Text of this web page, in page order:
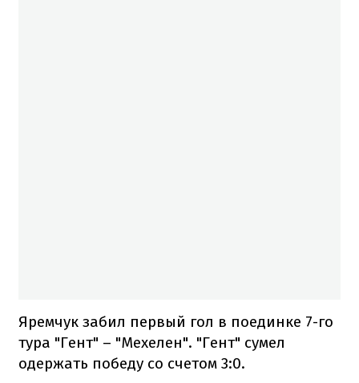
Яремчук забил первый гол в поединке 7-го
тура "Гент" – "Мехелен". "Гент" сумел
одержать победу со счетом 3:0.